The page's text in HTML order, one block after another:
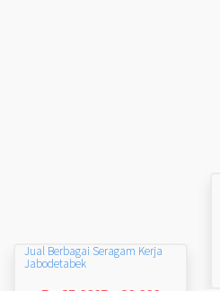
Jual Berbagai Seragam Kerja
Jabodetabek